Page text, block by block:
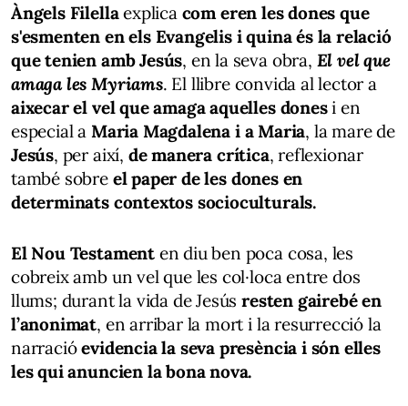
Àngels Filellaexplica com eren les dones que
s'esmenten en els Evangelis i quina és la relació
que tenien amb Jesús, en la seva obra, El vel que
amaga les Myriams. El llibre convida al lector a
aixecar el vel que amaga aquelles donesi en
especial a Maria Magdalena i a Maria, la mare de
Jesús, per així, de manera crítica, reflexionar
també sobre el paper de les dones en
determinats contextos socioculturals.
El Nou Testamenten diu ben poca cosa, les
cobreix amb un vel que les col·loca entre dos
llums; durant la vida de Jesúsresten gairebé en
l’anonimat, en arribar la mort i la resurrecció la
narracióevidencia la seva presència i són elles
les qui anuncien la bona nova.